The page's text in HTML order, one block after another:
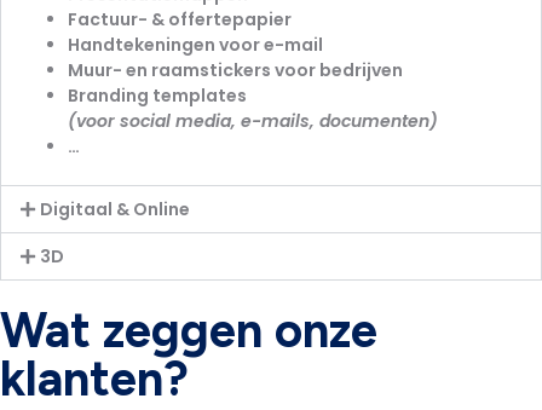
Factuur- & offertepapier
Handtekeningen voor e-mail
Muur- en raamstickers voor bedrijven
Branding templates
(voor social media, e-mails, documenten)
…
Digitaal & Online
3D
Wat zeggen onze
klanten?